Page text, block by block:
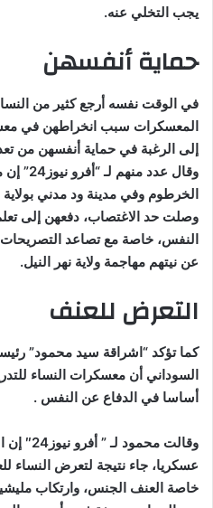
يجب التخلي عنه.
حماية أنفسهن
في الوقت نفسه أرجع كثير من
المعسكرات سبب انخراطهن في
إلى الرغبة في حماية أنفسهن من
وقال عدد
الخرطوم وفي مدينة ود مدني بولاية
وصلت حد الاغتصاب، دفعهن إلى
النفس، خاصة مع تصاعد التصريحات
عن نيتهم مهاجمة ولاية نهر النيل.
التعرض للعنف
كما تؤكد “اشراقة سيد محمود”
السوداني أن معسكرات النساء
أساسا في الدفاع عن النفس .
وقالت
عسكريا، جاء نتيجة لتعرض النساء
خاصة العنف الجنس، وارتكاب